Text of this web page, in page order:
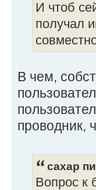
И чтоб
получал
В чем,
проводник,
caxap
Вопрос к